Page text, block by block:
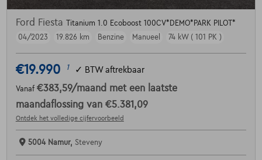
Ford Fiesta
Titanium 1.0 Ecoboost 100CV*DEMO*PARK PILOT*
04/2023
19.826 km Benzine Manueel 74 kW ( 101 PK )
€19.990 1 ✓ BTW aftrekbaar
Vanaf €383,59/maand met een laatste
maandaflossing van €5.381,09
Ontdek het volledige cijfervoorbeeld
5004 Namur, Steveny